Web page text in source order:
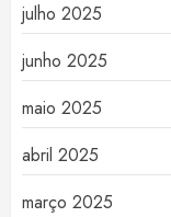
julho 2025
junho 2025
maio 2025
abril 2025
março 2025